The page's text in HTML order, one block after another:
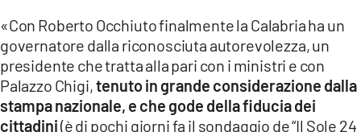
«Con Roberto Occhiuto finalmente la Calabria ha un
governatore dalla riconosciuta autorevolezza, un
presidente che tratta alla pari con i ministri e con
Palazzo Chigi,tenuto in grande considerazione dalla
stampa nazionale, e che gode della fiducia dei
cittadini(è di pochi giorni fa il sondaggio de “Il Sole 24